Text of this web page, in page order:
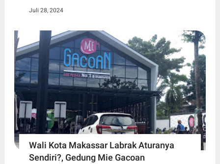
Juli 28, 2024
Wali Kota Makassar Labrak Aturanya
Sendiri?, Gedung Mie Gacoan